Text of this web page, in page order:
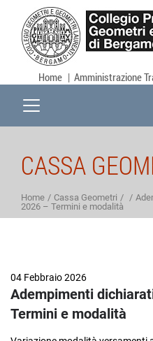
Home Amministrazione
CASSA
Home Cassa Geometri
2026 – Termini e modalità
04 Febbraio 2026
Adempimenti
Termini e modalità